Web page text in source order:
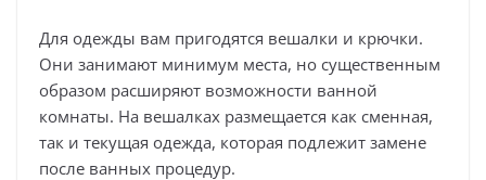
Для одежды вам пригодятся вешалки и крючки.
Они занимают минимум места, но существенным
образом расширяют возможности ванной
комнаты. На вешалках размещается как сменная,
так и текущая одежда, которая подлежит замене
после ванных процедур.